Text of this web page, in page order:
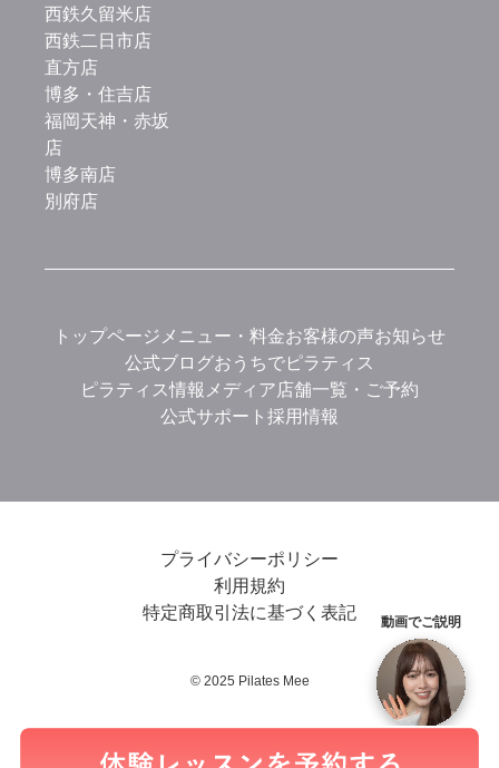
西鉄久留米店
西鉄二日市店
直方店
博多・住吉店
福岡天神・赤坂
店
博多南店
別府店
トップページメニュー・料金お客様の声お知らせ
公式ブログおうちでピラティス
ピラティス情報メディア店舗一覧・ご予約
公式サポート 採用情報
プライバシーポリシー
利用規約
特定商取引法に基づく表記
© 2025 Pilates Mee
動画でご説明